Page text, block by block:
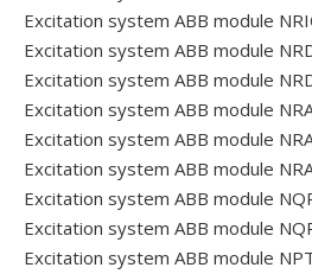
Excitation system ABB module
Excitation system ABB module
Excitation system ABB module
Excitation system ABB module
Excitation system ABB module
Excitation system ABB module
Excitation system ABB module
Excitation system ABB module
Excitation system ABB module